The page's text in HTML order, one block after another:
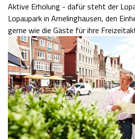
Aktive Erholung - dafür steht der
Lopaupark in Amelinghausen, den
gerne wie die Gäste für ihre
Die schöne Landschaft am Lopausee
und Entspannen ein. Der Rundweg
Wanderern und Sportbegeisterten e…